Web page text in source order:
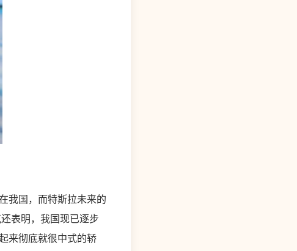
我国，而特斯拉未来的
表明，我国现已逐步
来彻底就很中式的轿